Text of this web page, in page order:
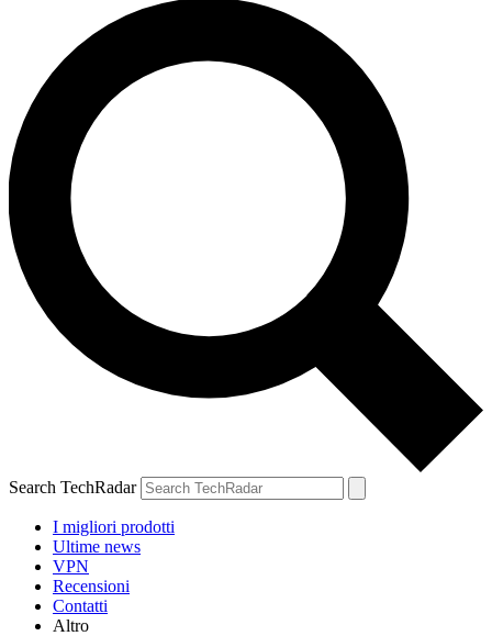
Search TechRadar
I migliori prodotti
Ultime news
VPN
Recensioni
Contatti
Altro